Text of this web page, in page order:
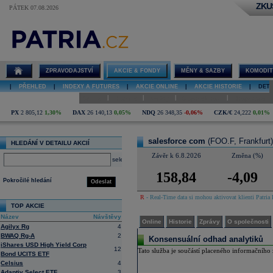
PÁTEK 07.08.2026
salesforce
com online
ZPRAVODAJSTVÍ AKCIE & FONDY MĚNY & SAZBY
PŘEHLED INDEXY A FUTURES AKCIE ONLINE AKCIE HISTORIE
PX 2 805,12 1,30% DAX 26 140,13 0,05% NDQ 26 348,35 -0,06% CZK/€ 24,222 0,01%
HLEDÁNÍ V DETAILU AKCIÍ
select
Odeslat
Pokročilé hledání
TOP AKCIE
Název
Návštěvy
Agilyx Rg
4
BWAQ Rg-A
2
iShares USD High Yield Corp
Bond UCITS ETF
12
Celsius
4
salesforce com (FOO.F, Frankfurt)
Závěr k 6.8.2026 Změna (%)
158,84 -4,09
R - Real-Time data si mohou aktivovat klienti
Online Historie Zprávy O společnosti
Konsensuální odhad analytiků
Tato služba je součástí placeného